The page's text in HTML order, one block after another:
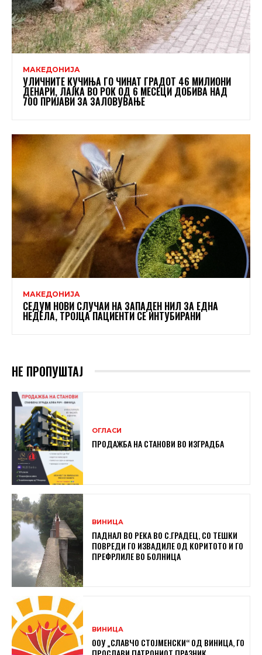
МАКЕДОНИЈА
УЛИЧНИТЕ КУЧИЊА ГО ЧИНАТ ГРАДОТ 46 МИЛИОНИ
ДЕНАРИ, ЛАЈКА ВО РОК ОД 6 МЕСЕЦИ ДОБИВА НАД
700 ПРИЈАВИ ЗА ЗАЛОВУВАЊЕ
МАКЕДОНИЈА
СЕДУМ НОВИ СЛУЧАИ НА ЗАПАДЕН НИЛ ЗА ЕДНА
НЕДЕЛА, ТРОЈЦА ПАЦИЕНТИ СЕ ИНТУБИРАНИ
НЕ ПРОПУШТАЈ
ОГЛАСИ
ПРОДАЖБА НА СТАНОВИ ВО ИЗГРАДБА
ВИНИЦА
ПАДНАЛ ВО РЕКА ВО С.ГРАДЕЦ, СО ТЕШКИ
ПОВРЕДИ ГО ИЗВАДИЛЕ ОД КОРИТОТО И ГО
ПРЕФРЛИЛЕ ВО БОЛНИЦА
ВИНИЦА
ООУ „СЛАВЧО СТОЈМЕНСКИ“ ОД ВИНИЦА, ГО